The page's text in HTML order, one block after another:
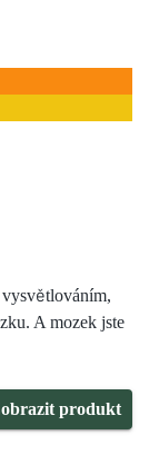
A mozek jste
produkt